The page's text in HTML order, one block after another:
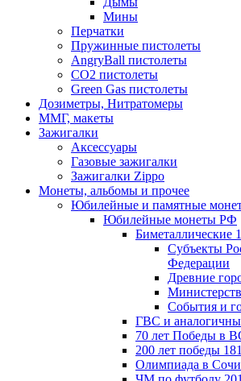
Мины
Перчатки
Пружинные пистолеты
AngryBall пистолеты
CO2 пистолеты
Green Gas пистолеты
Дозиметры, Нитратомеры
ММГ, макеты
Зажигалки
Аксессуары
Газовые зажигалки
Зажигалки Zippo
Монеты, альбомы и прочее
Юбилейные и памятные
Юбилейные монеты РФ
Биметаллические
Субъекты
Федерации
Древние
События и
ГВС и
70 лет Победы в
200 лет победы
Олимпиада в